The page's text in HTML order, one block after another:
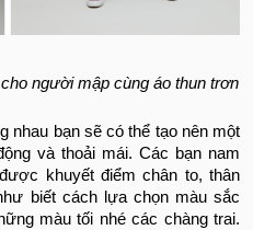
người mập cùng áo thun trơn
nhau bạn sẽ có thể tạo nên một
và thoải mái. Các bạn nam
khuyết điểm chân to, thân
biết cách lựa chọn màu sắc
màu tối nhé các chàng trai.